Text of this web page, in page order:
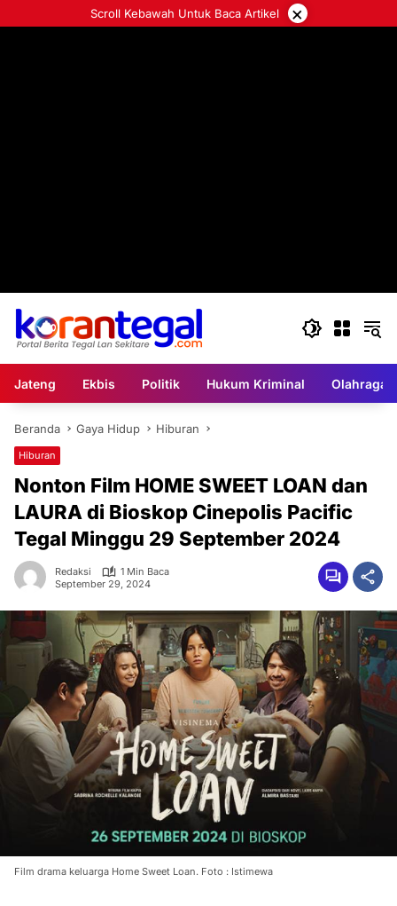
ke
Scroll Kebawah Untuk Baca Artikel ×
Jateng Ekbis Politik Hukum Kriminal Olahraga
Beranda Gaya Hidup Hiburan
Hiburan
Nonton Film HOME SWEET LOAN dan
LAURA di Bioskop Cinepolis Pacific
Tegal Minggu 29 September 2024
Redaksi
1 Min Baca
September 29, 2024
Film drama keluarga Home Sweet Loan. Foto : Istimewa